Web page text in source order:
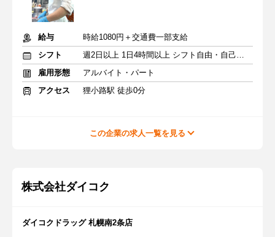
給与
時給1080円＋交通費一部支給
シフト
週2日以上 1日4時間以上 シフト自由・自己申告
雇用形態
アルバイト・パート
アクセス
狸小路駅 徒歩0分
この企業の求人一覧を見る
株式会社ダイコク
ダイコクドラッグ 札幌南2条店